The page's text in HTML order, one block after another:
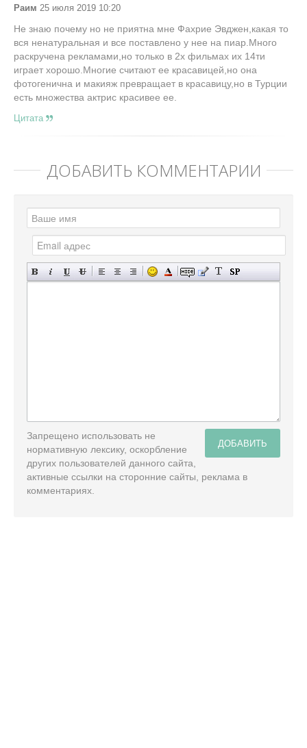
Раим 25 июля 2019 10:20
Не знаю почему но не приятна мне Фахрие Эвджен,какая то
вся ненатуральная и все поставлено у нее на пиар.Много
раскручена рекламами,но только в 2х фильмах их 14ти
играет хорошо.Многие считают ее красавицей,но она
фотогенична и макияж превращает в красавицу,но в Турции
есть множества актрис красивее ее.
Цитата
ДОБАВИТЬ КОММЕНТАРИЙ
ДОБАВИТЬ
Запрещено использовать не
нормативную лексику, оскорбление
других пользователей данного сайта,
активные ссылки на сторонние сайты, реклама в
комментариях.